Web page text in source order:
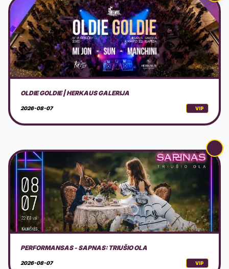
PERFORMANSAS - SAPNAS: TRIUŠIO OLA
2026-08-07 VIP
AVS NINDZĖ LIETUVA 2026 3 ETAPAS
2026-08-08 VIP